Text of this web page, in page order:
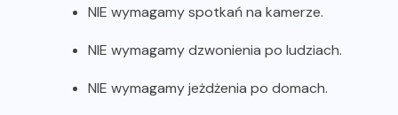
NIE wymagamy spotkań na kamerze.
NIE wymagamy dzwonienia po ludziach.
NIE wymagamy jeżdżenia po domach.